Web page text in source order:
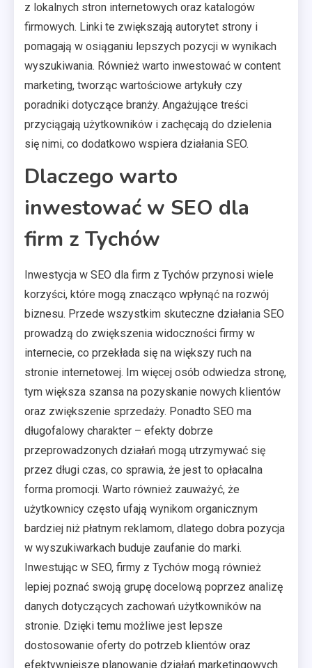
z lokalnych stron internetowych oraz katalogów
firmowych. Linki te zwiększają autorytet strony i
pomagają w osiąganiu lepszych pozycji w wynikach
wyszukiwania. Również warto inwestować w content
marketing, tworząc wartościowe artykuły czy
poradniki dotyczące branży. Angażujące treści
przyciągają użytkowników i zachęcają do dzielenia
się nimi, co dodatkowo wspiera działania SEO.
Dlaczego warto
inwestować w SEO dla
firm z Tychów
Inwestycja w SEO dla firm z Tychów przynosi wiele
korzyści, które mogą znacząco wpłynąć na rozwój
biznesu. Przede wszystkim skuteczne działania SEO
prowadzą do zwiększenia widoczności firmy w
internecie, co przekłada się na większy ruch na
stronie internetowej. Im więcej osób odwiedza stronę,
tym większa szansa na pozyskanie nowych klientów
oraz zwiększenie sprzedaży. Ponadto SEO ma
długofalowy charakter – efekty dobrze
przeprowadzonych działań mogą utrzymywać się
przez długi czas, co sprawia, że jest to opłacalna
forma promocji. Warto również zauważyć, że
użytkownicy często ufają wynikom organicznym
bardziej niż płatnym reklamom, dlatego dobra pozycja
w wyszukiwarkach buduje zaufanie do marki.
Inwestując w SEO, firmy z Tychów mogą również
lepiej poznać swoją grupę docelową poprzez analizę
danych dotyczących zachowań użytkowników na
stronie. Dzięki temu możliwe jest lepsze
dostosowanie oferty do potrzeb klientów oraz
efektywniejsze planowanie działań marketingowych.